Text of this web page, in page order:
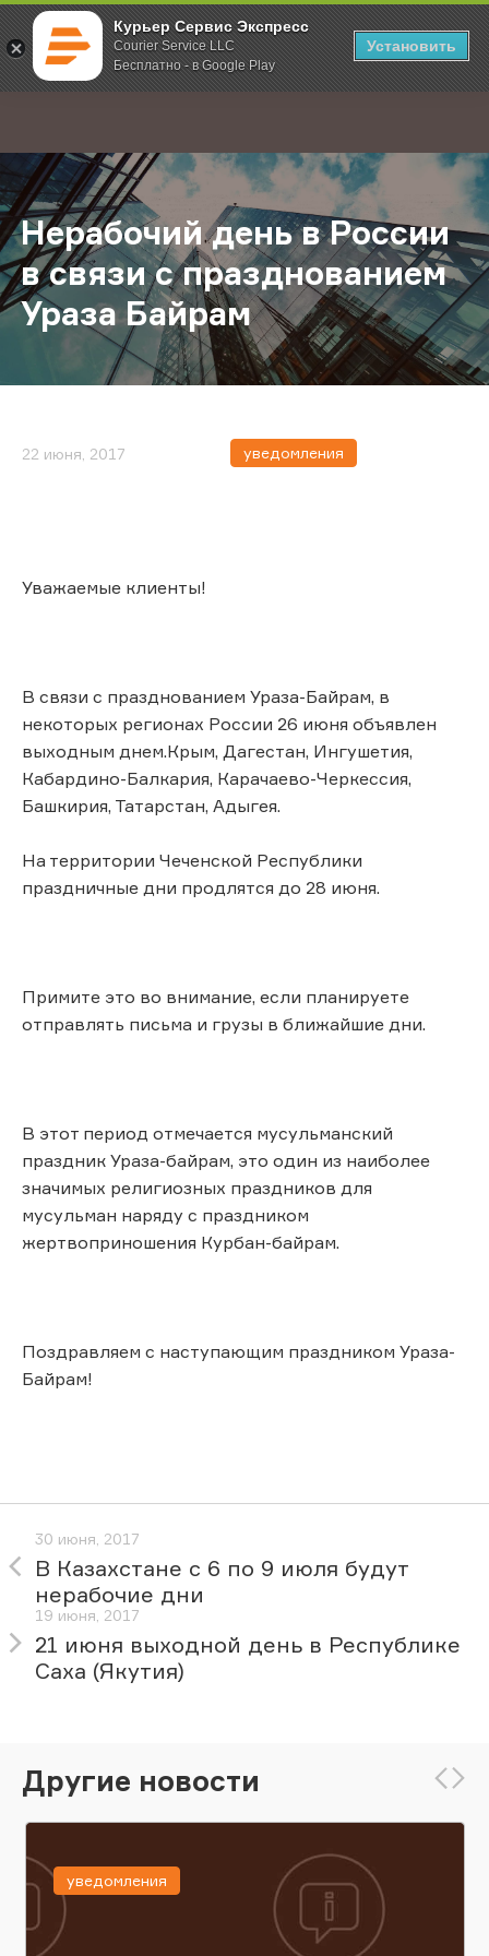
Курьер Сервис Экспресс
Courier Service LLC
Бесплатно - в Google Play
Установить
; Главная О компании Новости Нерабочий день в России в
Нерабочий день в России
в связи с празднованием
Ураза Байрам
22 июня, 2017 уведомления
Уважаемые клиенты!
В связи с празднованием Ураза-Байрам, в
некоторых регионах России 26 июня объявлен
выходным днем.Крым, Дагестан, Ингушетия,
Кабардино-Балкария, Карачаево-Черкессия,
Башкирия, Татарстан, Адыгея.
На территории Чеченской Республики
праздничные дни продлятся до 28 июня.
Примите это во внимание, если планируете
отправлять письма и грузы в ближайшие дни.
В этот период отмечается мусульманский
праздник Ураза-байрам, это один из наиболее
значимых религиозных праздников для
мусульман наряду с праздником
жертвоприношения Курбан-байрам.
Поздравляем с наступающим праздником Ураза-
Байрам!
30 июня, 2017
В Казахстане с 6 по 9 июля будут
нерабочие дни
19 июня, 2017
21 июня выходной день в Республике
Саха (Якутия)
Другие новости
уведомления